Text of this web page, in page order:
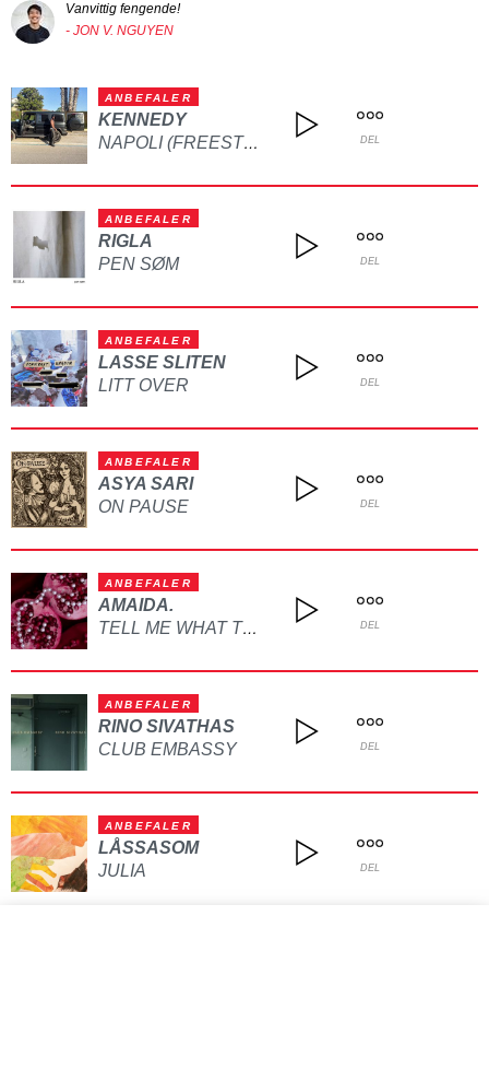
Vanvittig fengende!
- JON V. NGUYEN
ANBEFALER
KENNEDY
NAPOLI (FREESTYLE) DEL
ANBEFALER
RIGLA
PEN SØM
DEL
ANBEFALER
LASSE SLITEN
LITT OVER
DEL
ANBEFALER
ASYA SARI
ON PAUSE
DEL
ANBEFALER
AMAIDA.
TELL ME WHAT TO DO DEL
ANBEFALER
RINO SIVATHAS
CLUB EMBASSY
DEL
ANBEFALER
LÅSSASOM
JULIA
DEL